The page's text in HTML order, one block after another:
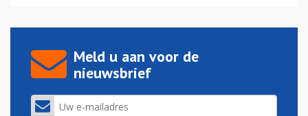
Meld u aan voor de
nieuwsbrief